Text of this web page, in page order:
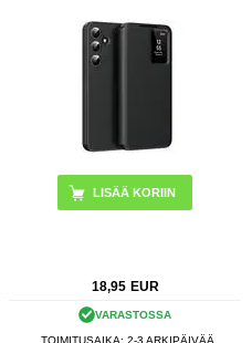
LISÄÄ KORIIN
18,95 EUR
VARASTOSSA
TOIMITUSAIKA: 2-3 ARKIPÄIVÄÄ